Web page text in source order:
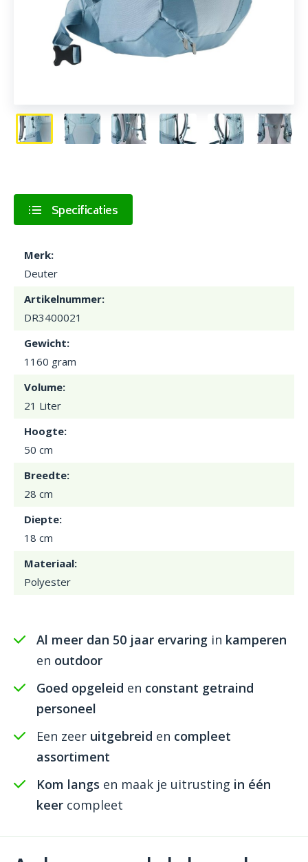
Specificaties
Merk:
Deuter
Artikelnummer:
DR3400021
Gewicht:
1160 gram
Volume:
21 Liter
Hoogte:
50 cm
Breedte:
28 cm
Diepte:
18 cm
Materiaal:
Polyester
Al meer dan 50 jaar ervaring in kamperen
en outdoor
Goed opgeleid en constant getraind
personeel
Een zeer uitgebreid en compleet
assortiment
Kom langs en maak je uitrusting in één
keer compleet